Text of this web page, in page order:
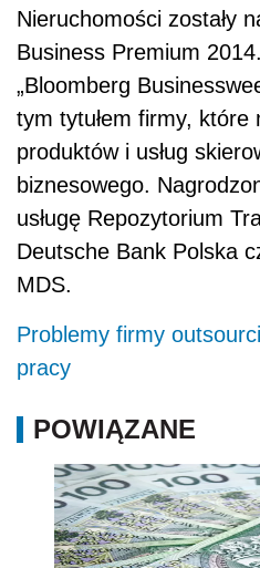
Nieruchomości zostały
Business Premium
„Bloomberg
tym tytułem firmy,
produktów i usług
biznesowego.
usługę Repozytorium
Deutsche Bank Polska
MDS.
Problemy firmy
pracy
POWIĄZANE